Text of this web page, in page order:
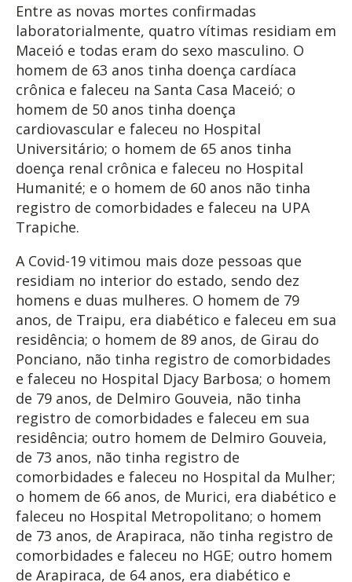
Entre as novas mortes confirmadas
laboratorialmente, quatro vítimas residiam em
Maceió e todas eram do sexo masculino. O
homem de 63 anos tinha doença cardíaca
crônica e faleceu na Santa Casa Maceió; o
homem de 50 anos tinha doença
cardiovascular e faleceu no Hospital
Universitário; o homem de 65 anos tinha
doença renal crônica e faleceu no Hospital
Humanité; e o homem de 60 anos não tinha
registro de comorbidades e faleceu na UPA
Trapiche.
A Covid-19 vitimou mais doze pessoas que
residiam no interior do estado, sendo dez
homens e duas mulheres. O homem de 79
anos, de Traipu, era diabético e faleceu em sua
residência; o homem de 89 anos, de Girau do
Ponciano, não tinha registro de comorbidades
e faleceu no Hospital Djacy Barbosa; o homem
de 79 anos, de Delmiro Gouveia, não tinha
registro de comorbidades e faleceu em sua
residência; outro homem de Delmiro Gouveia,
de 73 anos, não tinha registro de
comorbidades e faleceu no Hospital da Mulher;
o homem de 66 anos, de Murici, era diabético e
faleceu no Hospital Metropolitano; o homem
de 73 anos, de Arapiraca, não tinha registro de
comorbidades e faleceu no HGE; outro homem
de Arapiraca, de 64 anos, era diabético e